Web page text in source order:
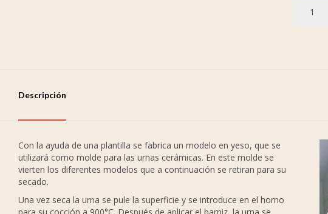
Descripción
Con la ayuda de una plantilla se fabrica un modelo en yeso, que se
utilizará como molde para las urnas cerámicas. En este molde se
vierten los diferentes modelos que a continuación se retiran para su
secado.
Una vez seca la urna se pule la superficie y se introduce en el horno